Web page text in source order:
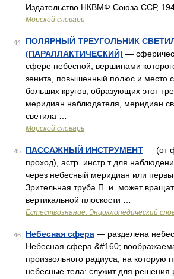
Издательство НКВМФ Союза ССР,
Морской словарь
44
ПОЛЯРНЫЙ ТРЕУГОЛЬНИК
(ПАРАЛЛАКТИЧЕСКИЙ) —
сфере небесной, вершинами
зенита, повышенный полюс и место
больших кругов, образующих этот
меридиан наблюдателя, меридиан
светила …
Морской словарь
45 ПАССАЖНЫЙ ИНСТРУМЕНТ — (от
проход), астр. инстр т для
через небесный меридиан или
Зрительная труба П. и. может
вертикальной плоскости …
Естествознание. Энциклопедический
46 Небесная сфера — разделена
Небесная сфера &#160;
произвольного радиуса, на которую
небесные тела: служит для решения